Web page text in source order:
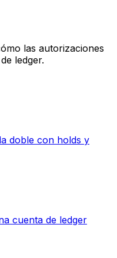
las autorizaciones
ledger.
doble con holds y
cuenta de ledger